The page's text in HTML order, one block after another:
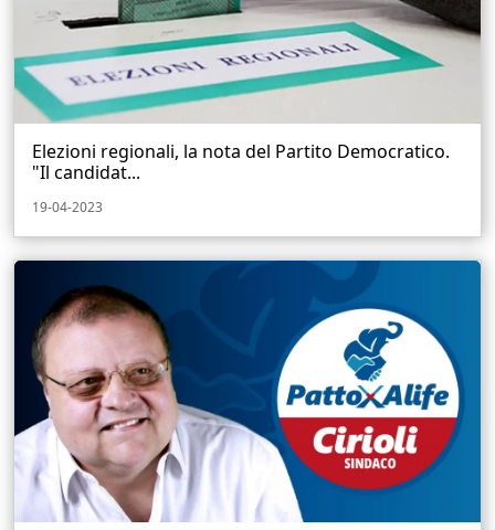
Elezioni regionali, la nota del Partito Democratico.
"Il candidat...
19-04-2023